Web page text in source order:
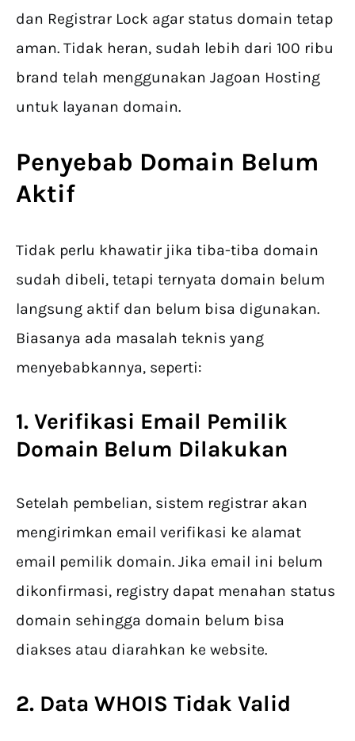
dan Registrar Lock agar status domain tetap
aman. Tidak heran, sudah lebih dari 100 ribu
brand telah menggunakan Jagoan Hosting
untuk layanan domain.
Penyebab Domain Belum
Aktif
Tidak perlu khawatir jika tiba-tiba domain
sudah dibeli, tetapi ternyata domain belum
langsung aktif dan belum bisa digunakan.
Biasanya ada masalah teknis yang
menyebabkannya, seperti:
1. Verifikasi Email Pemilik
Domain Belum Dilakukan
Setelah pembelian, sistem registrar akan
mengirimkan email verifikasi ke alamat
email pemilik domain. Jika email ini belum
dikonfirmasi, registry dapat menahan status
domain sehingga domain belum bisa
diakses atau diarahkan ke website.
2. Data WHOIS Tidak Valid